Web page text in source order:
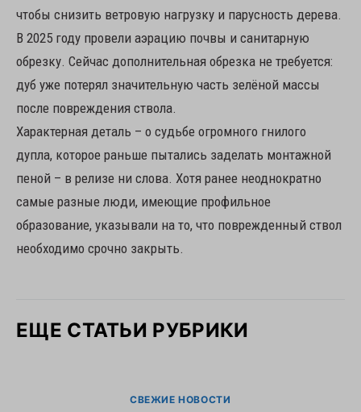
чтобы снизить ветровую нагрузку и парусность дерева.
В 2025 году провели аэрацию почвы и санитарную
обрезку. Сейчас дополнительная обрезка не требуется:
дуб уже потерял значительную часть зелёной массы
после повреждения ствола.
Характерная деталь – о судьбе огромного гнилого
дупла, которое раньше пытались заделать монтажной
пеной – в релизе ни слова. Хотя ранее неоднократно
самые разные люди, имеющие профильное
образование, указывали на то, что поврежденный ствол
необходимо срочно закрыть.
ЕЩЕ СТАТЬИ РУБРИКИ
СВЕЖИЕ НОВОСТИ